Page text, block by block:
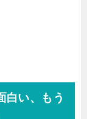
い、もう